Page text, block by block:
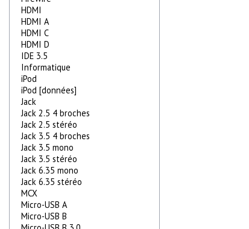
HDMI
HDMI A
HDMI C
HDMI D
IDE 3.5
Informatique
iPod
iPod [données]
Jack
Jack 2.5 4 broches
Jack 2.5 stéréo
Jack 3.5 4 broches
Jack 3.5 mono
Jack 3.5 stéréo
Jack 6.35 mono
Jack 6.35 stéréo
MCX
Micro-USB A
Micro-USB B